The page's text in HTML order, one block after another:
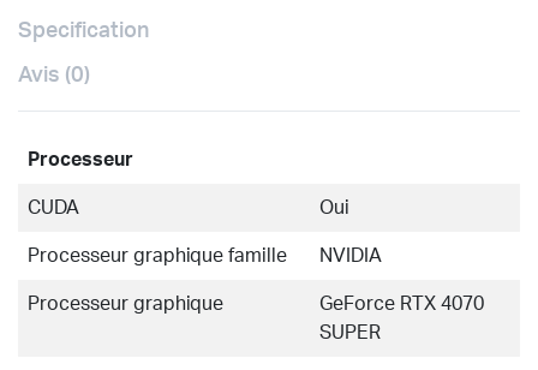
Specification
Avis (0)
Processeur
CUDA Oui
Processeur graphique famille NVIDIA
Processeur graphique
GeForce RTX 4070
SUPER